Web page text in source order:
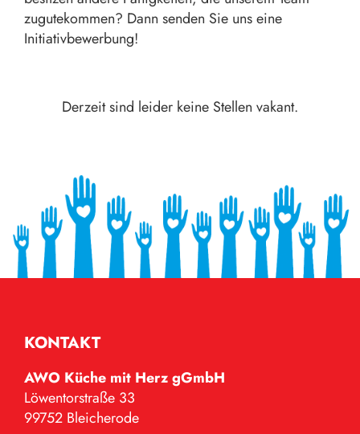
zugutekommen? Dann senden Sie uns eine
Initiativbewerbung!
Derzeit sind leider keine Stellen vakant.
KONTAKT
AWO Küche mit Herz gGmbH
Löwentorstraße 33
99752 Bleicherode